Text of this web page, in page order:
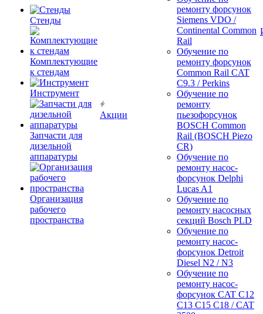
Стенды
Комплектующие
к стендам
Инструмент
Запчасти для
дизельной
аппаратуры
Организация
рабочего
пространства
Акции
ремонту форсунок
Siemens VDO /
Continental Common
Rail
Обучение по
ремонту форсунок
Common Rail CAT
C9.3 / Perkins
Обучение по
ремонту
пьезофорсунок
BOSCH Common
Rail (BOSCH Piezo
CR)
Обучение по
ремонту насос-
форсунок Delphi
Lucas A1
Обучение по
ремонту насосных
секций Bosch PLD
Обучение по
ремонту насос-
форсунок Detroit
Diesel N2 / N3
Обучение по
ремонту насос-
форсунок CAT C12
C13 C15 C18 / CAT